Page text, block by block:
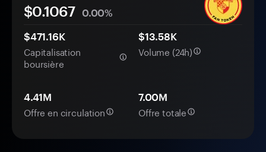
$0.1067
0.00%
$471.16K
Capitalisation
boursière
$13.58K
Volume (24h)
4.41M
Offre en circulation
7.00M
Offre totale